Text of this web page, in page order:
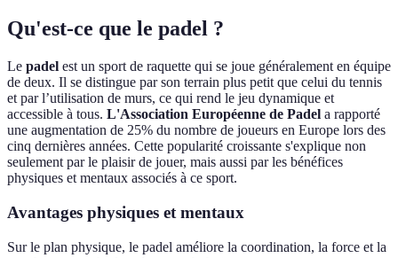
Qu'est-ce que le padel ?
Le padel est un sport de raquette qui se joue généralement en équipe
de deux. Il se distingue par son terrain plus petit que celui du tennis
et par l’utilisation de murs, ce qui rend le jeu dynamique et
accessible à tous. L'Association Européenne de Padel a rapporté
une augmentation de 25% du nombre de joueurs en Europe lors des
cinq dernières années. Cette popularité croissante s'explique non
seulement par le plaisir de jouer, mais aussi par les bénéfices
physiques et mentaux associés à ce sport.
Avantages physiques et mentaux
Sur le plan physique, le padel améliore la coordination, la force et la